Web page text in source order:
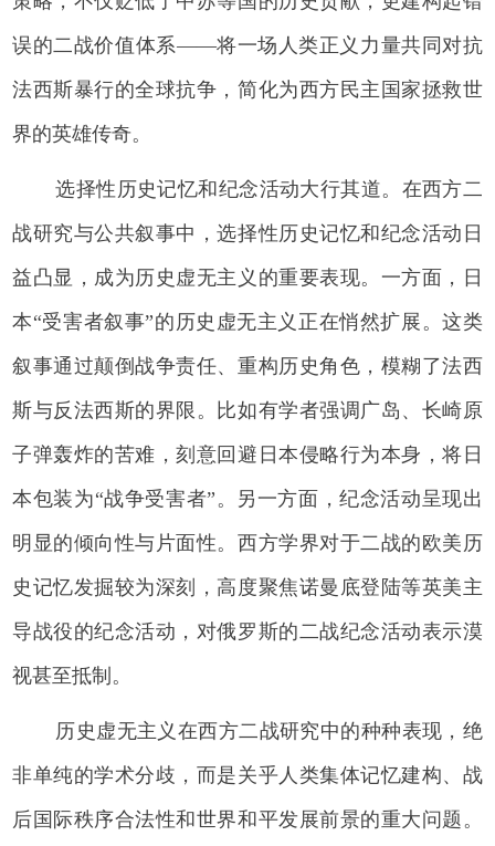
误的二战价值体系——将一场人类正义力量共同对抗
法西斯暴行的全球抗争，简化为西方民主国家拯救世
界的英雄传奇。
选择性历史记忆和纪念活动大行其道。在西方二
战研究与公共叙事中，选择性历史记忆和纪念活动日
益凸显，成为历史虚无主义的重要表现。一方面，日
本“受害者叙事”的历史虚无主义正在悄然扩展。这类
叙事通过颠倒战争责任、重构历史角色，模糊了法西
斯与反法西斯的界限。比如有学者强调广岛、长崎原
子弹轰炸的苦难，刻意回避日本侵略行为本身，将日
本包装为“战争受害者”。另一方面，纪念活动呈现出
明显的倾向性与片面性。西方学界对于二战的欧美历
史记忆发掘较为深刻，高度聚焦诺曼底登陆等英美主
导战役的纪念活动，对俄罗斯的二战纪念活动表示漠
视甚至抵制。
历史虚无主义在西方二战研究中的种种表现，绝
非单纯的学术分歧，而是关乎人类集体记忆建构、战
后国际秩序合法性和世界和平发展前景的重大问题。